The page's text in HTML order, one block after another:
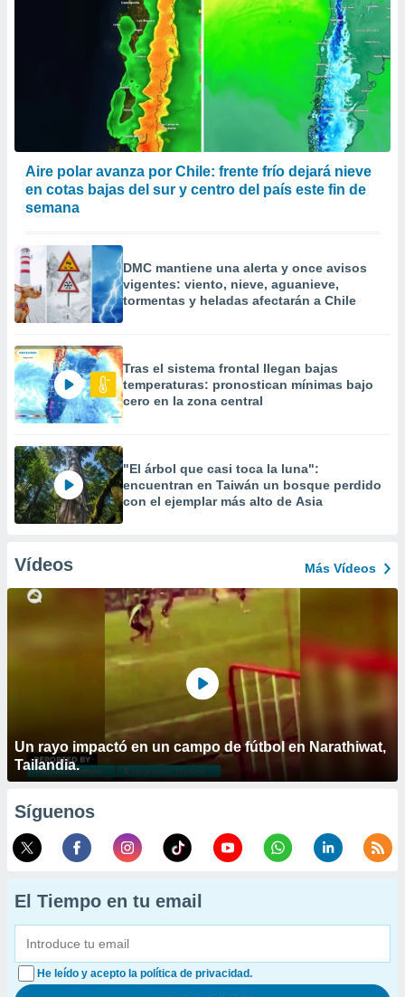
Aire polar avanza por Chile: frente frío dejará nieve
en cotas bajas del sur y centro del país este fin de
semana
DMC mantiene una alerta y once avisos
vigentes: viento, nieve, aguanieve,
tormentas y heladas afectarán a Chile
Tras el sistema frontal llegan bajas
temperaturas: pronostican mínimas bajo
cero en la zona central
"El árbol que casi toca la luna":
encuentran en Taiwán un bosque perdido
con el ejemplar más alto de Asia
Vídeos Más Vídeos
Un rayo impactó en un campo de fútbol en Narathiwat,
Tailandia.
Síguenos
El Tiempo en tu email
He leído y acepto la política de privacidad.